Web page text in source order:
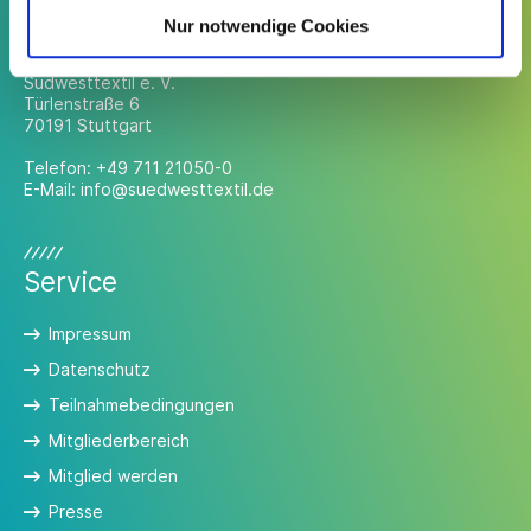
Nur notwendige Cookies
Südwesttextil e. V.
Türlenstraße 6
70191 Stuttgart
Telefon: +49 711 21050-0
E-Mail: info@suedwesttextil.de
Service
Impressum
Datenschutz
Teilnahmebedingungen
Mitgliederbereich
Mitglied werden
Presse